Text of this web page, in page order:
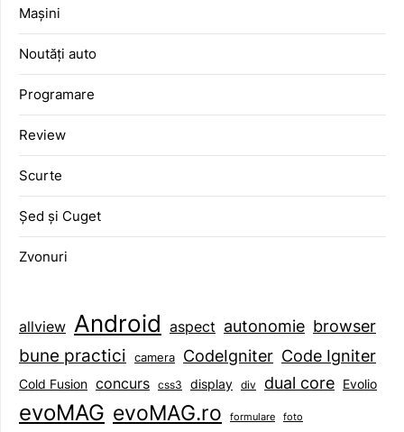
Mașini
Noutăți auto
Programare
Review
Scurte
Șed și Cuget
Zvonuri
allview Android aspect autonomie browser
bune practici camera CodeIgniter Code Igniter
Cold Fusion concurs css3 display div dual core Evolio
evoMAG evoMAG.ro formulare foto